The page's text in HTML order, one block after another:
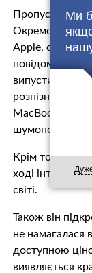
Ми
Пропустить
Окремо
Apple, серед
випустити
розпізнавання
MacBook, а
Крім того
ході інтерв’ю
світі.
Також він
не намагалася
доступною
виявляється